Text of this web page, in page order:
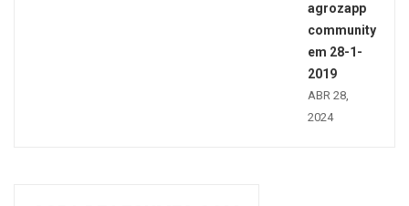
agrozapp
community
em 28-1-
2019
ABR 28,
2024